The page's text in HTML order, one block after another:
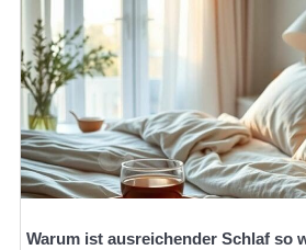
Warum ist ausreichender Schlaf so